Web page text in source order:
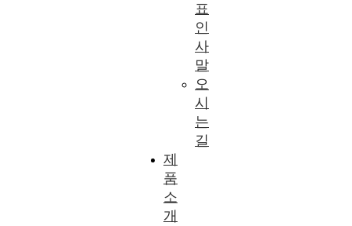
표
인
사
말
오
시
는
길
제
품
소
개